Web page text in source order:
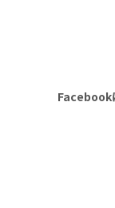
Facebook